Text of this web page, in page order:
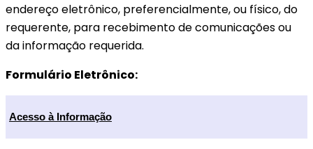
endereço eletrônico, preferencialmente, ou físico, do
requerente, para recebimento de comunicações ou
da informação requerida.
Formulário Eletrônico:
Acesso à Informação